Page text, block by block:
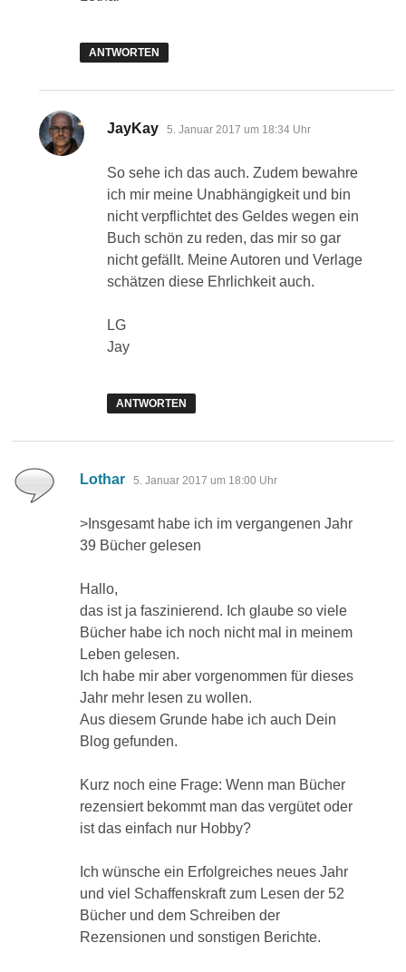
ANTWORTEN
JayKay sagt:
5. Januar 2017 um 18:34 Uhr
So sehe ich das auch. Zudem bewahre
ich mir meine Unabhängigkeit und bin
nicht verpflichtet des Geldes wegen ein
Buch schön zu reden, das mir so gar
nicht gefällt. Meine Autoren und Verlage
schätzen diese Ehrlichkeit auch.
LG
Jay
ANTWORTEN
Lothar sagt:
5. Januar 2017 um 18:00 Uhr
>Insgesamt habe ich im vergangenen Jahr
39 Bücher gelesen
Hallo,
das ist ja faszinierend. Ich glaube so viele
Bücher habe ich noch nicht mal in meinem
Leben gelesen.
Ich habe mir aber vorgenommen für dieses
Jahr mehr lesen zu wollen.
Aus diesem Grunde habe ich auch Dein
Blog gefunden.
Kurz noch eine Frage: Wenn man Bücher
rezensiert bekommt man das vergütet oder
ist das einfach nur Hobby?
Ich wünsche ein Erfolgreiches neues Jahr
und viel Schaffenskraft zum Lesen der 52
Bücher und dem Schreiben der
Rezensionen und sonstigen Berichte.